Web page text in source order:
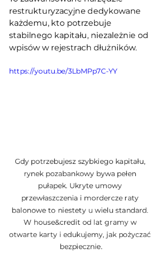
restrukturyzacyjne dedykowane
każdemu, kto potrzebuje
stabilnego kapitału, niezależnie od
wpisów w rejestrach dłużników.
https://youtu.be/3LbMPp7C-YY
Gdy potrzebujesz szybkiego kapitału,
rynek pozabankowy bywa pełen
pułapek. Ukryte umowy
przewłaszczenia i mordercze raty
balonowe to niestety u wielu standard.
W house&credit od lat gramy w
otwarte karty i edukujemy, jak pożyczać
bezpiecznie.